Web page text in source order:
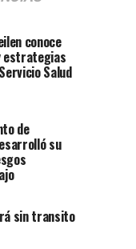
conoce
estrategias
Salud
de
su
sin transito